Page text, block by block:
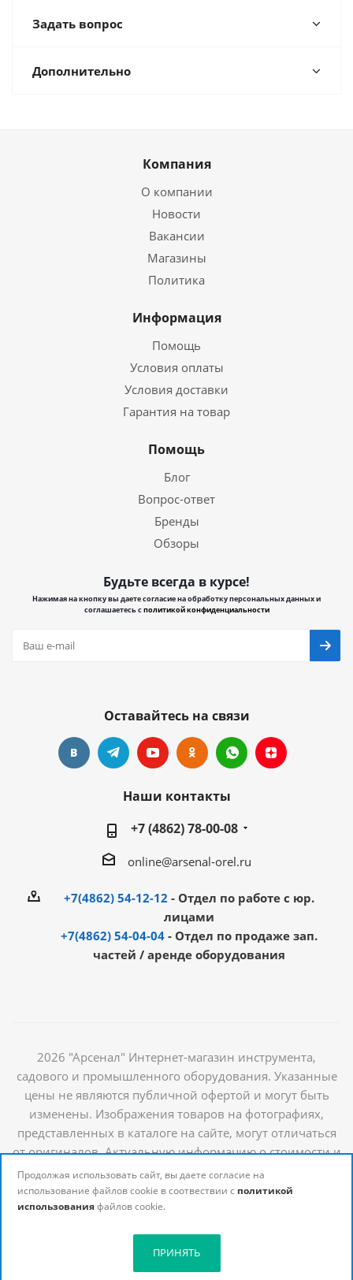
Задать вопрос
Дополнительно
Компания
О компании
Новости
Вакансии
Магазины
Политика
Информация
Помощь
Условия оплаты
Условия доставки
Гарантия на товар
Помощь
Блог
Вопрос-ответ
Бренды
Обзоры
Будьте всегда в курсе!
Нажимая на кнопку вы даете согласие на обработку персональных данных и
соглашаетесь сполитикой конфиденциальности
Оставайтесь на связи
Наши контакты
+7 (4862) 78-00-08
online@arsenal-orel.ru
+7(4862) 54-12-12 - Отдел по работе с юр.
лицами
+7(4862) 54-04-04 - Отдел по продаже зап.
частей / аренде оборудования
2026 "Арсенал" Интернет-магазин инструмента,
садового и промышленного оборудования. Указанные
цены не являются публичной офертой и могут быть
изменены. Изображения товаров на фотографиях,
представленных в каталоге на сайте, могут отличаться
от оригиналов. Актуальную информацию о стоимости и
наличии товаров можно получить у наших
менеджеров
Продолжая использовать сайт, вы даете согласие на
использование файлов cookie в соотвествии с политикой
использованияфайлов cookie.
ПРИНЯТЬ